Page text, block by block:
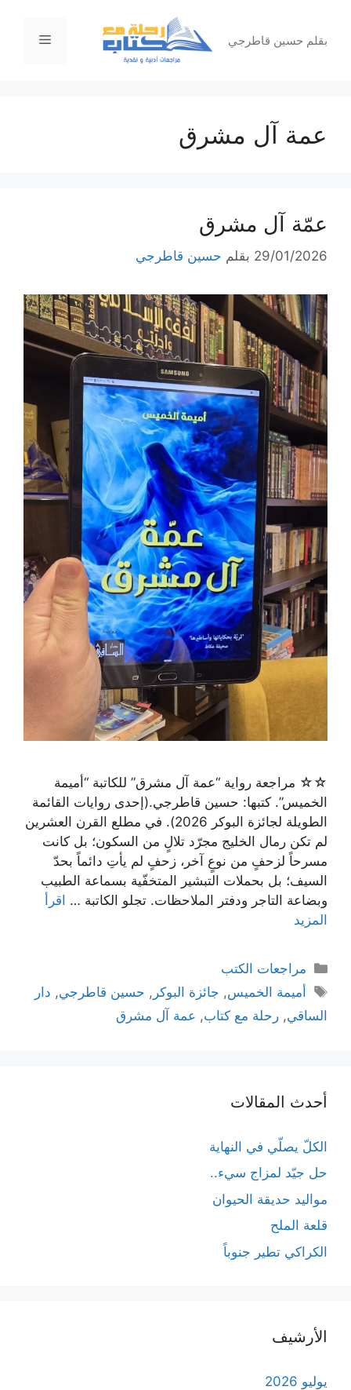
المحتوىبقلم حسين قاطرجي القائمة
عمة آل مشرق
عمّة آل مشرق
29/01/2026 بقلم حسين قاطرجي
☆☆ مراجعة رواية “عمة آل مشرق” للكاتبة “أميمة
الخميس”. كتبها: حسين قاطرجي.(إحدى روايات القائمة
الطويلة لجائزة البوكر 2026). في مطلع القرن العشرين
لم تكن رمال الخليج مجرّد تلالٍ من السكون؛ بل كانت
مسرحاً لزحفٍ من نوعٍ آخر، زحفٍ لم يأتِ دائماً بحدّ
السيف؛ بل بحملات التبشير المتخفّية بسماعة الطبيب
وبضاعة التاجر ودفتر الملاحظات. تجلو الكاتبة … اقرأ
المزيد
التصنيفات
مراجعات الكتب
الوسوم
أميمة الخميس, جائزة البوكر , حسين قاطرجي, دار
الساقي, رحلة مع كتاب, عمة آل مشرق
أحدث المقالات
الكلّ يصلّي في النهاية
حل جيّد لمزاج سيء..
مواليد حديقة الحيوان
قلعة الملح
الكراكي تطير جنوباً
الأرشيف
يوليو 2026